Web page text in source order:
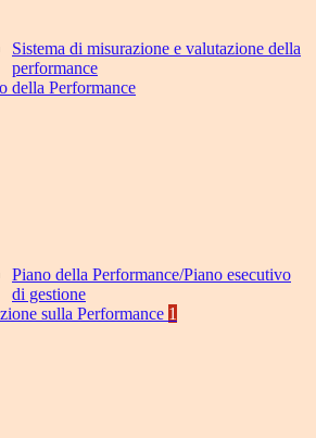
Sistema di misurazione e valutazione della
performance
della Performance
Piano della Performance/Piano esecutivo
di gestione
sulla Performance 1